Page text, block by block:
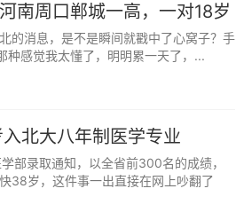
要总说爸妈当年没机会读书，全
上阵，很容易发挥失常。
，孩子反而能轻装上阵，发挥出
保障和情绪守护上，做低调的后
南周口郸城一高，一对18岁
顶峰相见双向成全
的消息，是不是瞬间就戳中了心窝子？手
感觉我太懂了，明明累一天了，...
北大八年制医学专业
部录取通知，以全省前300名的成绩，
38岁，这件事一出直接在网上吵翻了